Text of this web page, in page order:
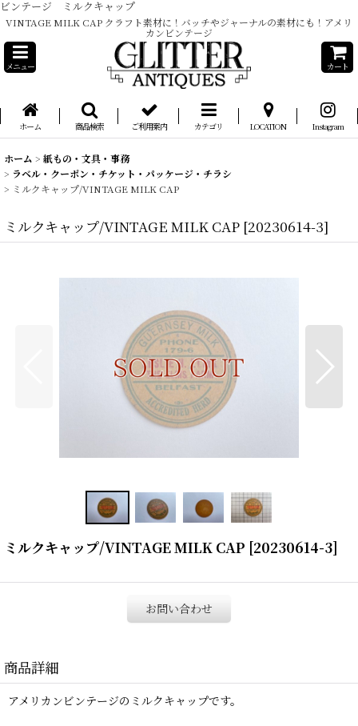
ビンテージ ミルクキャップ
VINTAGE MILK CAP クラフト素材に！バッチやジャーナルの素材にも！アメリ
カンビンテージ
メニュー カート
ホーム 商品検索 ご利用案内 カテゴリ LOCATION Instagram
ホーム > 紙もの・文具・事務
> ラベル・クーポン・チケット・パッケージ・チラシ
> ミルクキャップ/VINTAGE MILK CAP
ミルクキャップ/VINTAGE MILK CAP [20230614-3]
ミルクキャップ/VINTAGE MILK CAP [20230614-3]
お問い合わせ
商品詳細
アメリカンビンテージのミルクキャップです。